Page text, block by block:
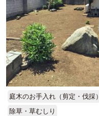
庭木のお手入れ（剪定・伐採）
除草・草むしり